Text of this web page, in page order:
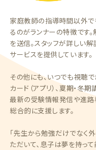
家庭教師の指導時間以外で
るのがランナーの特徴です
を送信。スタッフが詳しい
サービスを提供しています。
その他にも、いつでも視聴
カード（アプリ）、夏期・冬
最新の受験情報発信や進路
総合的に支援します。
「先生から勉強だけでなく
ただいて、息子は夢を持っ